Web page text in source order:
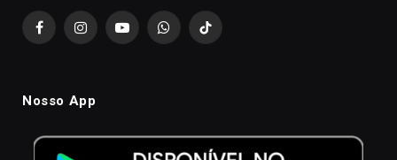
FacebookInstagramYouTubeWhatsAppTikTok
Nosso App